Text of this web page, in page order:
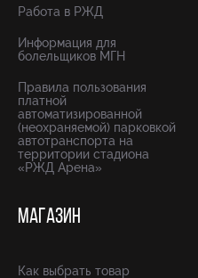
Работа в РЖД
Информация для
болельщиков МГН
Правила пользования
платной
автоматизированной
(неохраняемой) парковкой
автотранспорта на
территории стадиона
«РЖД Арена»
МАГАЗИН
Как выбрать товар